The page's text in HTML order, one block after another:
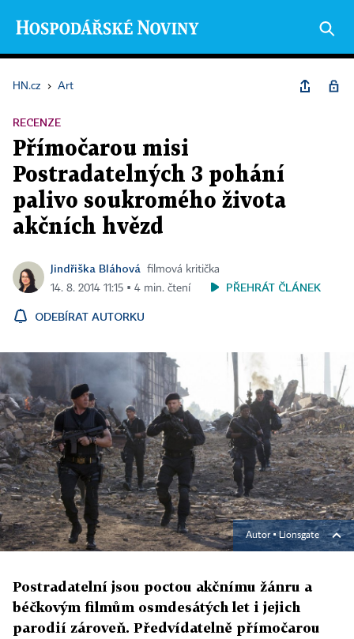
HN.cz › Art
RECENZE
Přímočarou misi
Postradatelných 3 pohání
palivo soukromého života
akčních hvězd
Jindřiška Bláhová
filmová kritička
14. 8. 2014 11:15 ▪ 4 min. čtení
PŘEHRÁT ČLÁNEK
ODEBÍRAT AUTORKU
Autor ▪Lionsgate
Postradatelní jsou poctou akčnímu žánru a
béčkovým filmům osmdesátých let i jejich
parodií zároveň. Předvídatelně přímočarou